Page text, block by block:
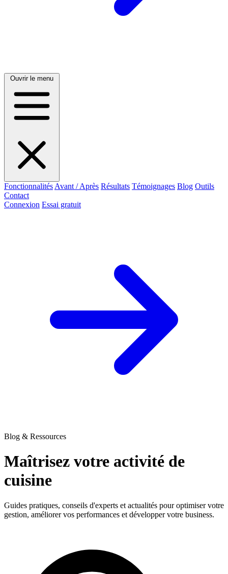
Ouvrir le menu
Fonctionnalités Avant / Après Résultats Témoignages Blog Outils
Contact
Connexion Essai gratuit
Blog & Ressources
Maîtrisez votre activité de
cuisine
Guides pratiques, conseils d'experts et actualités pour optimiser votre
gestion, améliorer vos performances et développer votre business.